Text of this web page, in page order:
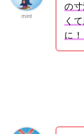
mint
の
く
に！